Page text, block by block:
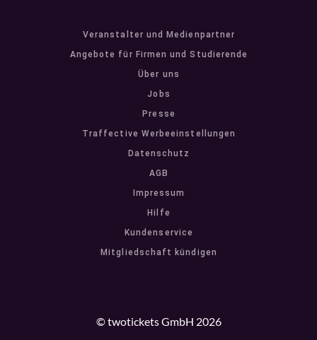
Veranstalter und Medienpartner
Angebote für Firmen und Studierende
Über uns
Jobs
Presse
Traffective Werbeeinstellungen
Datenschutz
AGB
Impressum
Hilfe
Kundenservice
Mitgliedschaft kündigen
© twotickets GmbH 2026